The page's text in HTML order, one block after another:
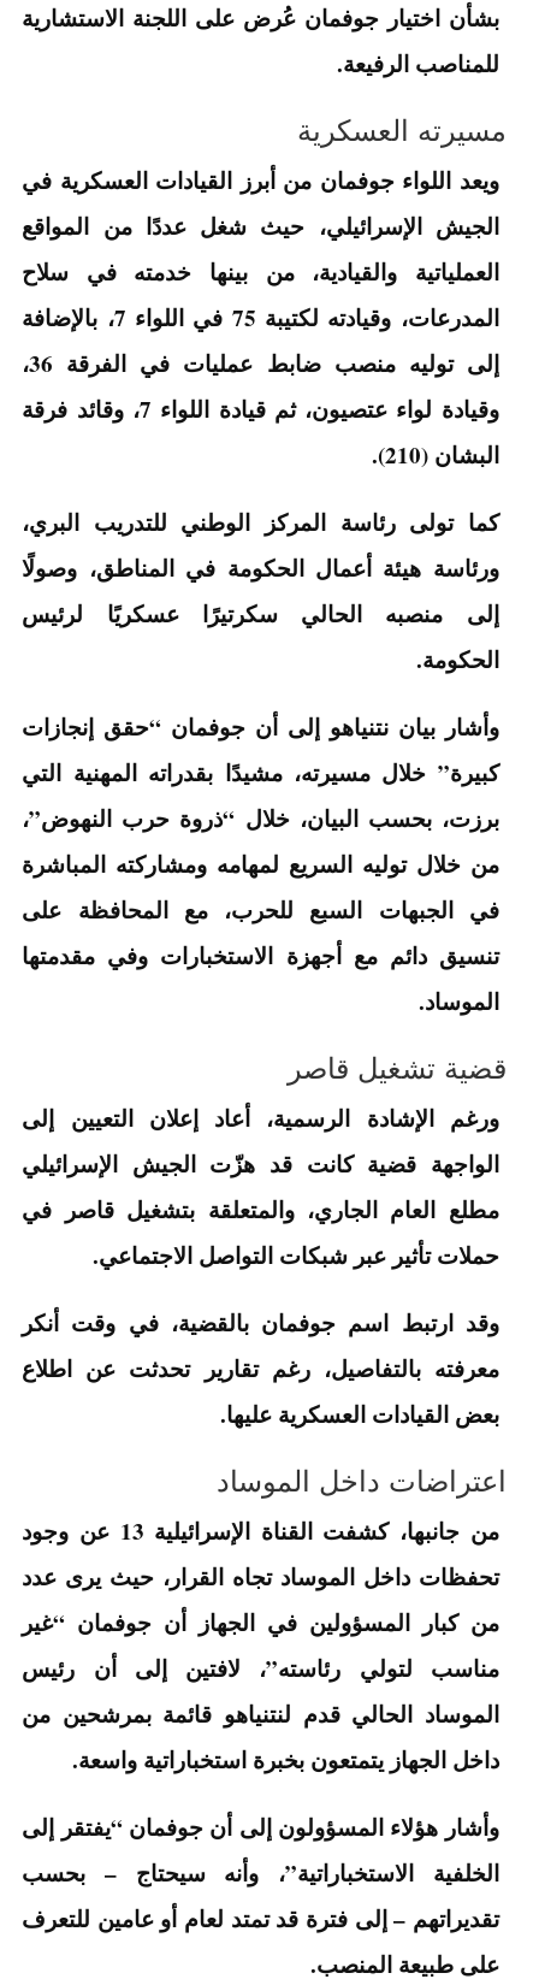
بشأن اختيار جوفمان عُرض على اللجنة الاستشارية
للمناصب الرفيعة.
مسيرته العسكرية
ويعد اللواء جوفمان من أبرز القيادات العسكرية في
الجيش الإسرائيلي، حيث شغل عددًا من المواقع
العملياتية والقيادية، من بينها خدمته في سلاح
المدرعات، وقيادته لكتيبة 75 في اللواء 7، بالإضافة
إلى توليه منصب ضابط عمليات في الفرقة 36،
وقيادة لواء عتصيون، ثم قيادة اللواء 7، وقائد فرقة
البشان (210).
كما تولى رئاسة المركز الوطني للتدريب البري،
ورئاسة هيئة أعمال الحكومة في المناطق، وصولًا
إلى منصبه الحالي سكرتيرًا عسكريًا لرئيس
الحكومة.
وأشار بيان نتنياهو إلى أن جوفمان “حقق إنجازات
كبيرة” خلال مسيرته، مشيدًا بقدراته المهنية التي
برزت، بحسب البيان، خلال “ذروة حرب النهوض”،
من خلال توليه السريع لمهامه ومشاركته المباشرة
في الجبهات السبع للحرب، مع المحافظة على
تنسيق دائم مع أجهزة الاستخبارات وفي مقدمتها
الموساد.
قضية تشغيل قاصر
ورغم الإشادة الرسمية، أعاد إعلان التعيين إلى
الواجهة قضية كانت قد هزّت الجيش الإسرائيلي
مطلع العام الجاري، والمتعلقة بتشغيل قاصر في
حملات تأثير عبر شبكات التواصل الاجتماعي.
وقد ارتبط اسم جوفمان بالقضية، في وقت أنكر
معرفته بالتفاصيل، رغم تقارير تحدثت عن اطلاع
بعض القيادات العسكرية عليها.
اعتراضات داخل الموساد
من جانبها، كشفت القناة الإسرائيلية 13 عن وجود
تحفظات داخل الموساد تجاه القرار، حيث يرى عدد
من كبار المسؤولين في الجهاز أن جوفمان “غير
مناسب لتولي رئاسته”، لافتين إلى أن رئيس
الموساد الحالي قدم لنتنياهو قائمة بمرشحين من
داخل الجهاز يتمتعون بخبرة استخباراتية واسعة.
وأشار هؤلاء المسؤولون إلى أن جوفمان “يفتقر إلى
الخلفية الاستخباراتية”، وأنه سيحتاج – بحسب
تقديراتهم – إلى فترة قد تمتد لعام أو عامين للتعرف
على طبيعة المنصب.